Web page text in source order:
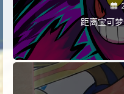
距离宝可